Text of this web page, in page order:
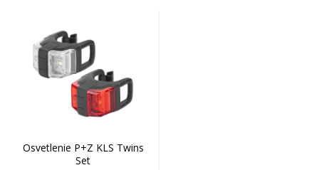
Osvetlenie P+Z KLS Twins
Set